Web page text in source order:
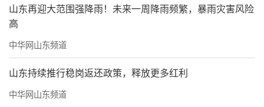
山东再迎大范围强降雨！未来一周降雨频繁，暴雨灾害风险
高
中华网山东频道
山东持续推行稳岗返还政策，释放更多红利
中华网山东频道